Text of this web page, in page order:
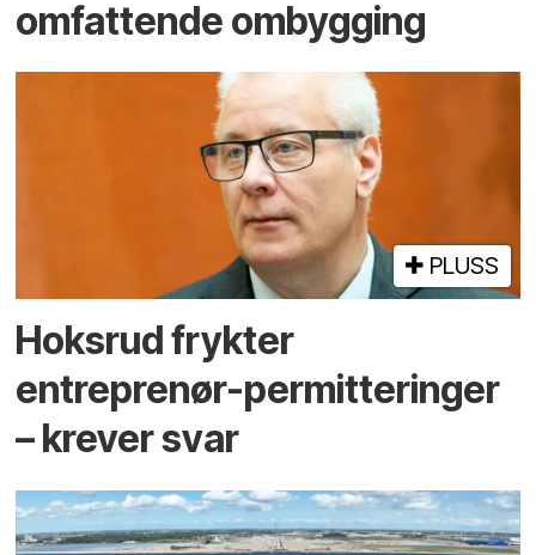
omfattende ombygging
PLUSS
Hoksrud frykter
entreprenør-permitteringer
– krever svar